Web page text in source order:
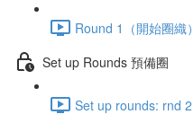
Round 1（開始圈織
Set up Rounds 預備圈
Set up rounds: rnd